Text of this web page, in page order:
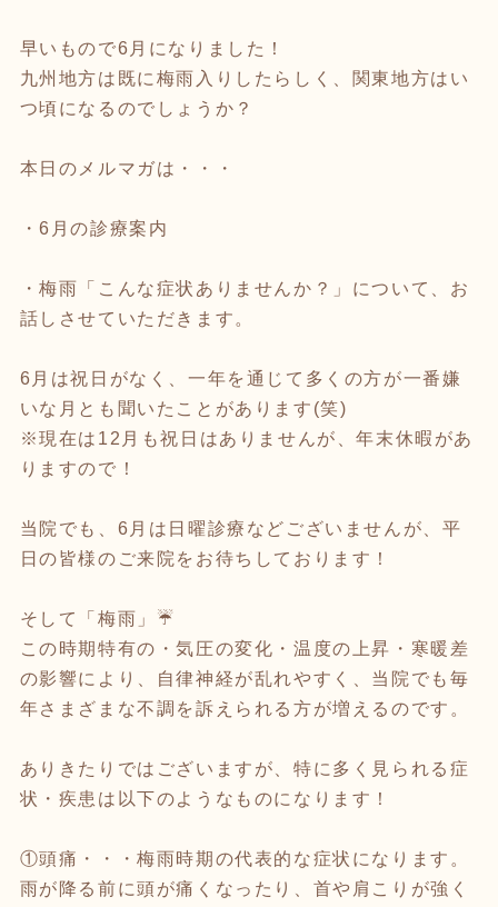
早いもので6月になりました！
九州地方は既に梅雨入りしたらしく、関東地方はい
つ頃になるのでしょうか？
本日のメルマガは・・・
・6月の診療案内
・梅雨「こんな症状ありませんか？」について、お
話しさせていただきます。
6月は祝日がなく、一年を通じて多くの方が一番嫌
いな月とも聞いたことがあります(笑)
※現在は12月も祝日はありませんが、年末休暇があ
りますので！
当院でも、6月は日曜診療などございませんが、平
日の皆様のご来院をお待ちしております！
そして「梅雨」☔
この時期特有の・気圧の変化・温度の上昇・寒暖差
の影響により、自律神経が乱れやすく、当院でも毎
年さまざまな不調を訴えられる方が増えるのです。
ありきたりではございますが、特に多く見られる症
状・疾患は以下のようなものになります！
①頭痛・・・梅雨時期の代表的な症状になります。
雨が降る前に頭が痛くなったり、首や肩こりが強く